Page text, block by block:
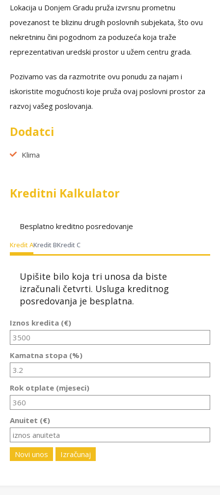
Lokacija u Donjem Gradu pruža izvrsnu prometnu
povezanost te blizinu drugih poslovnih subjekata, što ovu
nekretninu čini pogodnom za poduzeća koja traže
reprezentativan uredski prostor u užem centru grada.
Pozivamo vas da razmotrite ovu ponudu za najam i
iskoristite mogućnosti koje pruža ovaj poslovni prostor za
razvoj vašeg poslovanja.
Dodatci
Klima
Kreditni Kalkulator
Besplatno kreditno posredovanje
Kredit AKredit BKredit C
Upišite bilo koja tri unosa da biste
izračunali četvrti. Usluga kreditnog
posredovanja je besplatna.
Iznos kredita (€)
Kamatna stopa (%)
Rok otplate (mjeseci)
Anuitet (€)
Novi unos Izračunaj